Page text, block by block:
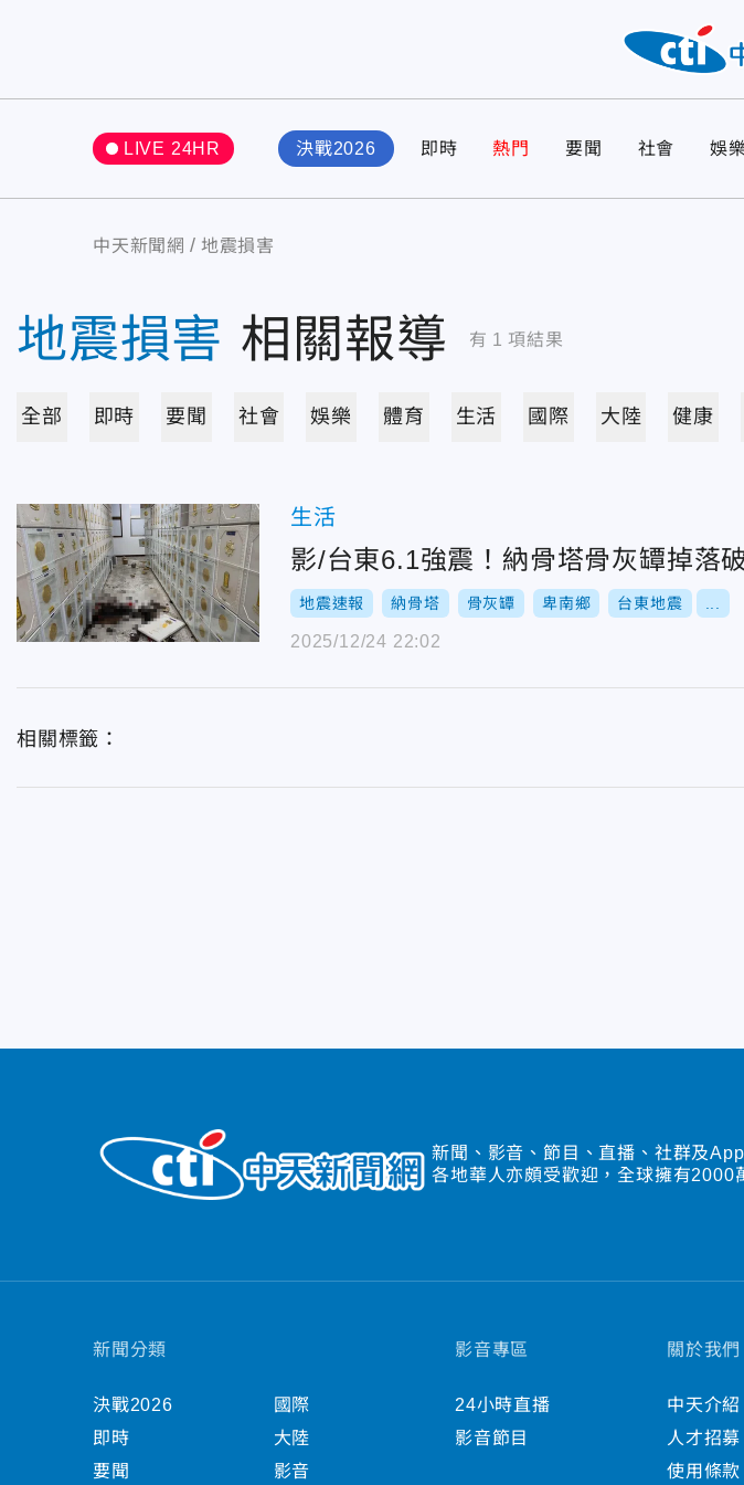
LIVE 24HR 決戰2026 即時 熱門 要聞 社會 娛樂
中天新聞網 地震損害
地震損害 相關報導 有 1 項結果
全部 即時 要聞 社會 娛樂 體育 生活 國際 大陸 健康
生活
影/台東6.1強震！納骨塔骨灰罈掉落
地震速報 納骨塔 骨灰罈 卑南鄉 台東地震
2025/12/24 22:02
相關標籤：
新聞、影音、節目、直播、社群及
各地華人亦頗受歡迎，全球擁有2000
新聞分類
決戰2026
即時
要聞
國際
大陸
影音
影音專區
24小時直播
影音節目
關於我們
中天介紹
人才招募
使用條款